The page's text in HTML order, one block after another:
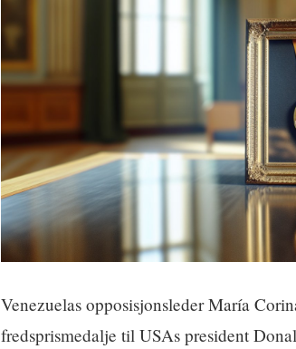
Venezuelas opposisjonsleder María
fredsprismedalje til USAs president